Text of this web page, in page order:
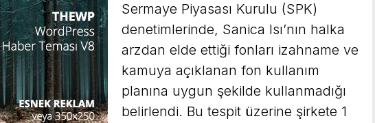
Sermaye Piyasası Kurulu (SPK)
denetimlerinde, Sanica Isı’nın halka
arzdan elde ettiği fonları izahname ve
kamuya açıklanan fon kullanım
planına uygun şekilde kullanmadığı
belirlendi. Bu tespit üzerine şirkete 1